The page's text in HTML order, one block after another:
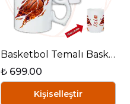
Kişiselleştir
Basketbol Temalı Basketbol Toplu Kupa + Baskılı Pamuklu Tişört Kombin-2
₺ 699.00